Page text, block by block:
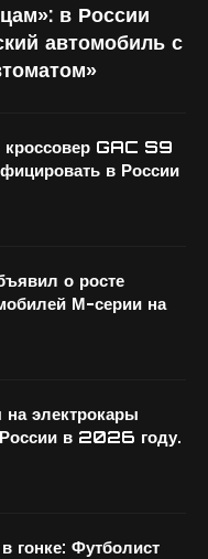
в России
автомобиль с
кроссовер GAC S9
в России
о росте
М-серии на
на электрокары
в 2026 году.
гонке: Футболист